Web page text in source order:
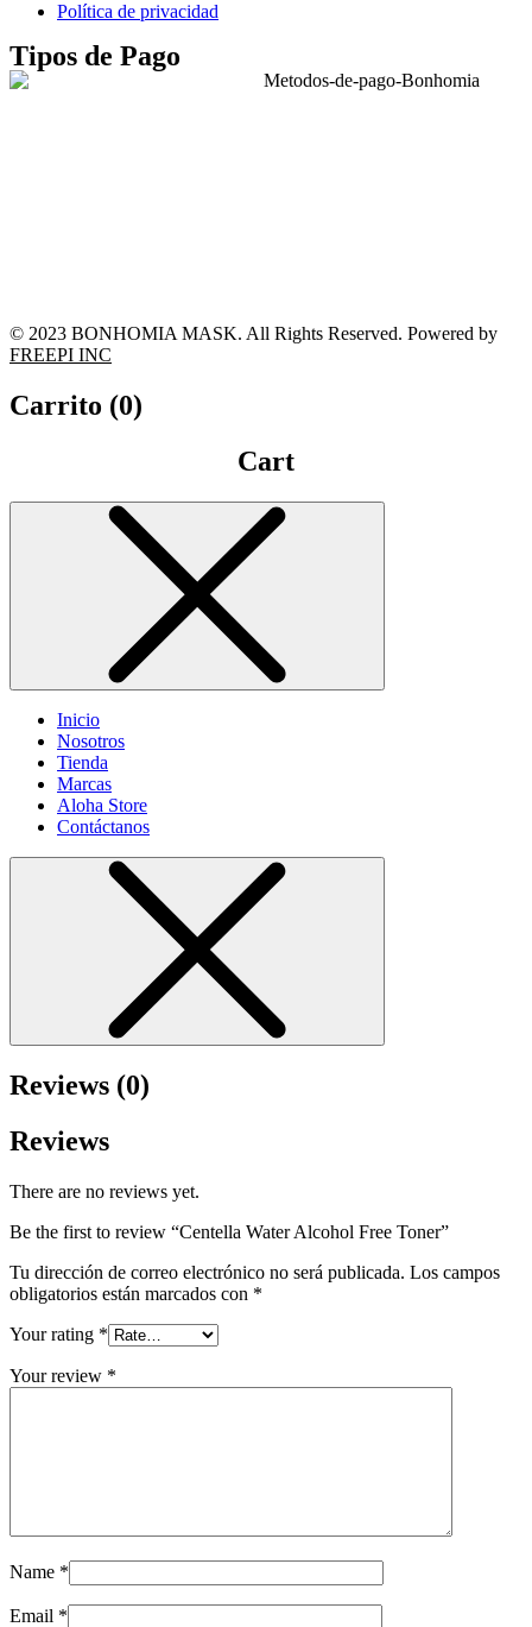
Política de privacidad
Tipos de Pago
© 2023 BONHOMIA MASK. All Rights Reserved. Powered by
FREEPI INC
Carrito (0)
Cart
Inicio
Nosotros
Tienda
Marcas
Aloha Store
Contáctanos
Reviews (0)
Reviews
There are no reviews yet.
Be the first to review “Centella Water Alcohol Free Toner”
Tu dirección de correo electrónico no será publicada. Los campos
obligatorios están marcados con *
Your rating *
Your review *
Name *
Email *